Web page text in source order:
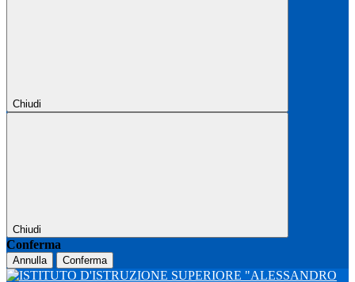
Chiudi
Chiudi
Conferma
Annulla Conferma